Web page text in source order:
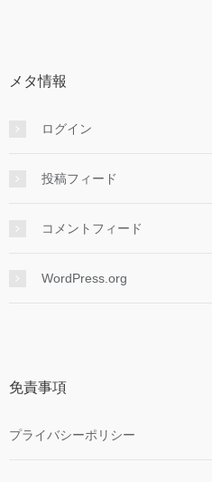
メタ情報
ログイン
投稿フィード
コメントフィード
WordPress.org
免責事項
プライバシーポリシー